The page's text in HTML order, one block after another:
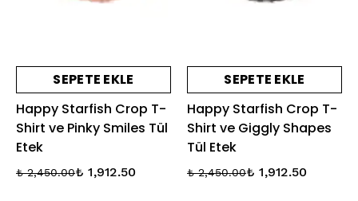
SEPETE EKLE
Happy Starfish Crop T-
Shirt ve Pinky Smiles Tül
Etek
₺ 2,450.00₺ 1,912.50
SEPETE EKLE
Happy Starfish Crop T-
Shirt ve Giggly Shapes
Tül Etek
₺ 2,450.00₺ 1,912.50